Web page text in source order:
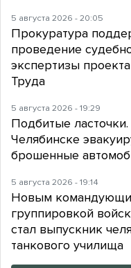
5 августа 2026 - 20:05
Прокуратура
проведение
экспертизы
Труда
5 августа 2026 - 19:29
Подбитые ласточки.
Челябинске
брошенные
5 августа 2026 - 19:14
Новым
группировкой
стал выпускник
танкового училища